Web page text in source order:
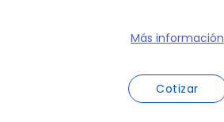
Más información
Cotizar